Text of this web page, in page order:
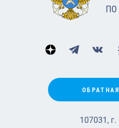
ПО
107031,